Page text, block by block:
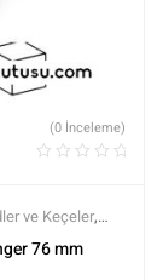
(0 İnceleme)
ve Keçeler,
76 mm